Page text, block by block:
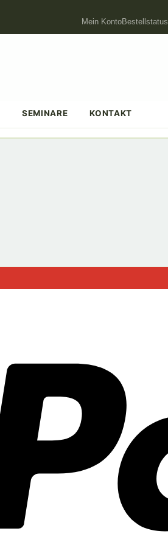
Mein KontoBestellstatus
SEMINARE KONTAKT